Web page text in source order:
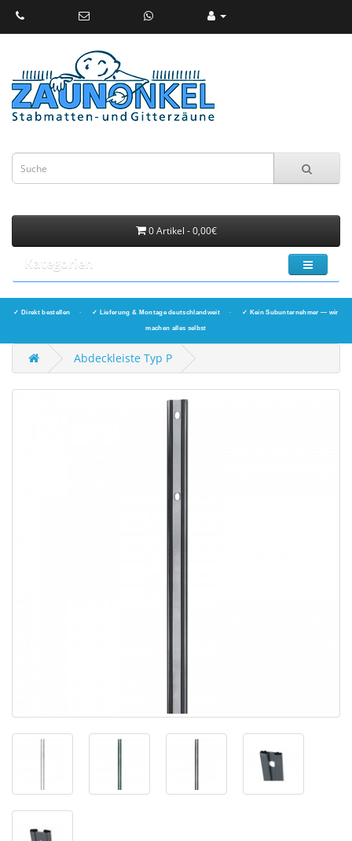
0 Artikel - 0,00€
Kategorien
✓ Direkt bestellen · ✓ Lieferung & Montage deutschlandweit · ✓ Kein Subunternehmer — wir
machen alles selbst
Abdeckleiste Typ P